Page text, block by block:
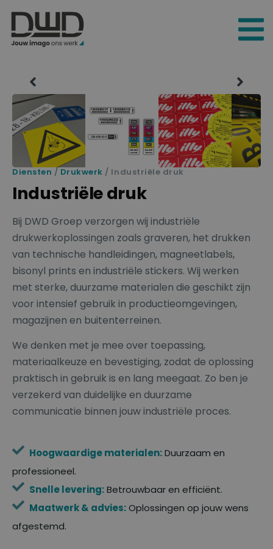
Diensten / Drukwerk / Industriële druk
Industriële druk
Bij DWD Groep verzorgen wij industriële
drukwerkoplossingen zoals graveren, het drukken
van technische handleidingen, magneetlabels,
bisonyl prints en industriële stickers. Wij werken
met sterke, duurzame materialen die geschikt zijn
voor intensief gebruik in productieomgevingen,
magazijnen en buitenterreinen.
We denken met je mee over toepassing,
materiaalkeuze en bevestiging, zodat de oplossing
praktisch in gebruik is en lang meegaat. Zo ben je
verzekerd van duidelijke en duurzame
communicatie binnen jouw industriële proces.
Hoogwaardige materialen:Duurzaam en
professioneel.
Snelle levering:Betrouwbaar en efficiënt.
Maatwerk & advies:Oplossingen op jouw wens
afgestemd.